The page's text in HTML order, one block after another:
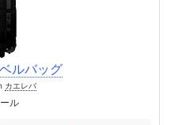
ルバッグ
カエレバ
ル